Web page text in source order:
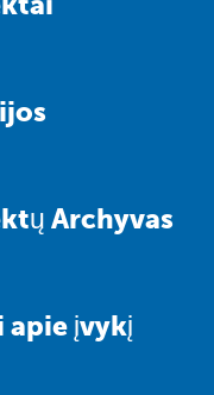
Archyvas
apie įvykį